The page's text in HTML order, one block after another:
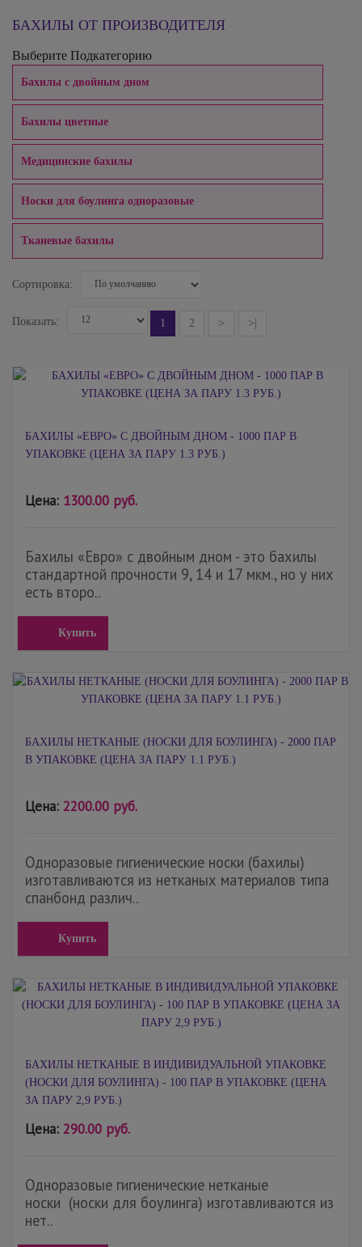
БАХИЛЫ ОТ ПРОИЗВОДИТЕЛЯ
Выберите Подкатегорию
Бахилы с двойным дном
Бахилы цветные
Медицинские бахилы
Носки для боулинга одноразовые
Тканевые бахилы
Сортировка:
Показать: 1 2 > >|
БАХИЛЫ «ЕВРО» С ДВОЙНЫМ ДНОМ - 1000 ПАР В
УПАКОВКЕ (ЦЕНА ЗА ПАРУ 1.3 РУБ.)
Цена: 1300.00 руб.
Бахилы «Евро» с двойным дном - это бахилы
стандартной прочности 9, 14 и 17 мкм., но у них
есть второ..
Купить
БАХИЛЫ НЕТКАНЫЕ (НОСКИ ДЛЯ БОУЛИНГА) - 2000 ПАР
В УПАКОВКЕ (ЦЕНА ЗА ПАРУ 1.1 РУБ.)
Цена: 2200.00 руб.
Одноразовые гигиенические носки (бахилы)
изготавливаются из нетканых материалов типа
спанбонд различ..
Купить
БАХИЛЫ НЕТКАНЫЕ В ИНДИВИДУАЛЬНОЙ УПАКОВКЕ
(НОСКИ ДЛЯ БОУЛИНГА) - 100 ПАР В УПАКОВКЕ (ЦЕНА
ЗА ПАРУ 2,9 РУБ.)
Цена: 290.00 руб.
Одноразовые гигиенические нетканые
носки (носки для боулинга) изготавливаются из
нет..